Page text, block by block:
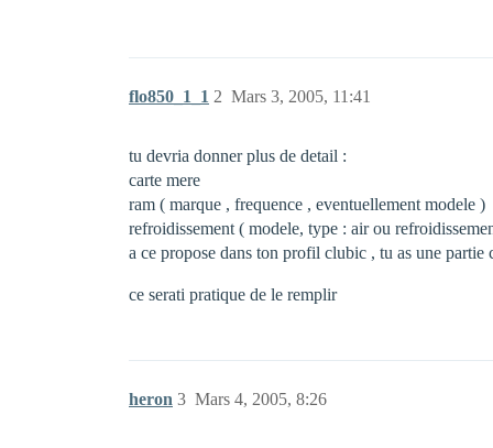
flo850_1_1 Mars 3, 2005, 11:41
2
tu devria donner plus de detail :
carte mere
ram ( marque , frequence , eventuellement modele )
refroidissement ( modele, type : air ou
a ce propose dans ton profil clubic , tu as une partie
ce serati pratique de le remplir
heron Mars 4, 2005, 8:26
3